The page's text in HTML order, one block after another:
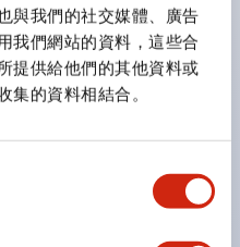
與我們的社交媒體、廣告
我們網站的資料，這些合
提供給他們的其他資料或
集的資料相結合。
開關和切換，適用範圍廣
組合，可實現各種接點構
，並提供手柄操作型、鑰匙